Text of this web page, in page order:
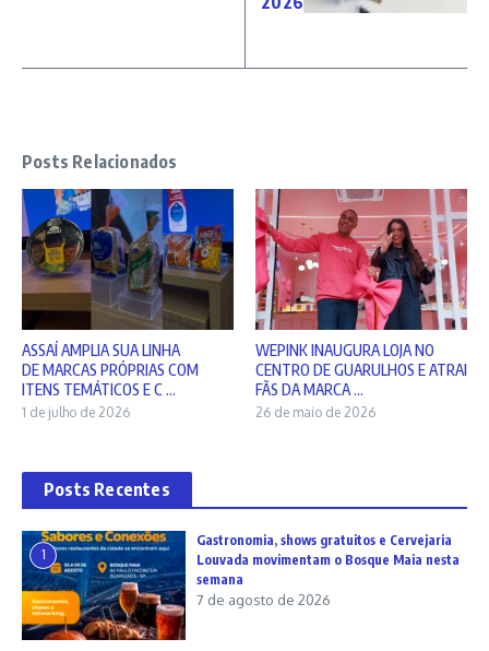
Posts Relacionados
ASSAÍ AMPLIA SUA LINHA
DE MARCAS PRÓPRIAS COM
ITENS TEMÁTICOS E C ...
1 de julho de 2026
WEPINK INAUGURA LOJA NO
CENTRO DE GUARULHOS E ATRAI
FÃS DA MARCA ...
26 de maio de 2026
Posts Recentes
1
Gastronomia, shows gratuitos e Cervejaria
Louvada movimentam o Bosque Maia nesta
semana
7 de agosto de 2026